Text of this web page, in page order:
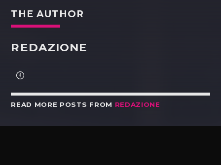
THE AUTHOR
REDAZIONE
READ MORE POSTS FROM REDAZIONE